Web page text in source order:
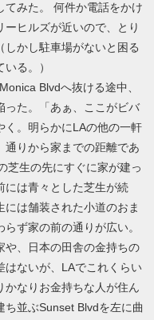
みた。 何件か電話をかけ
ヒルズが近いので、とり
かし駐車場がないと困る
る。）
Blvdへ抜ける途中、
った。「あぁ、ここがビバ
く。明らかにLAの他の一軒
通りから家までの距離であ
芝生の先にすぐに家が建っ
には青々とした芝生が続
は舗装された小道のおま
ず家の前の通りが広い。
や、日本の田舎の金持ちの
はないが、LAでこれくらい
かなりお金持ちな人が住ん
並ぶSunset Blvdを左に曲